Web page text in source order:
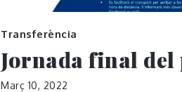
Transferència
Jornada final del
Març 10, 2022